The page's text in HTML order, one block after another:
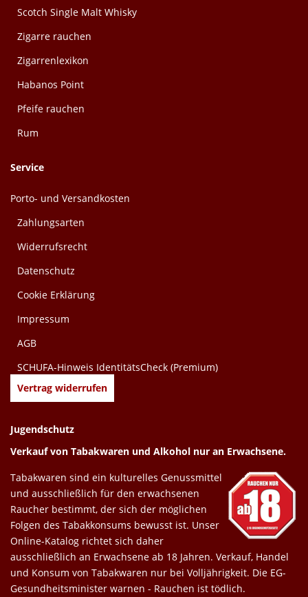
Scotch Single Malt Whisky
Zigarre rauchen
Zigarrenlexikon
Habanos Point
Pfeife rauchen
Rum
Service
Porto- und Versandkosten
Zahlungsarten
Widerrufsrecht
Datenschutz
Cookie Erklärung
Impressum
AGB
SCHUFA-Hinweis IdentitätsCheck (Premium)
Vertrag widerrufen
Jugendschutz
Verkauf von Tabakwaren und Alkohol nur an Erwachsene.
Tabakwaren sind ein kulturelles Genussmittel
und ausschließlich für den erwachsenen
Raucher bestimmt, der sich der möglichen
Folgen des Tabakkonsums bewusst ist. Unser
Online-Katalog richtet sich daher
ausschließlich an Erwachsene ab 18 Jahren. Verkauf, Handel
und Konsum von Tabakwaren nur bei Volljährigkeit. Die EG-
Gesundheitsminister warnen - Rauchen ist tödlich.